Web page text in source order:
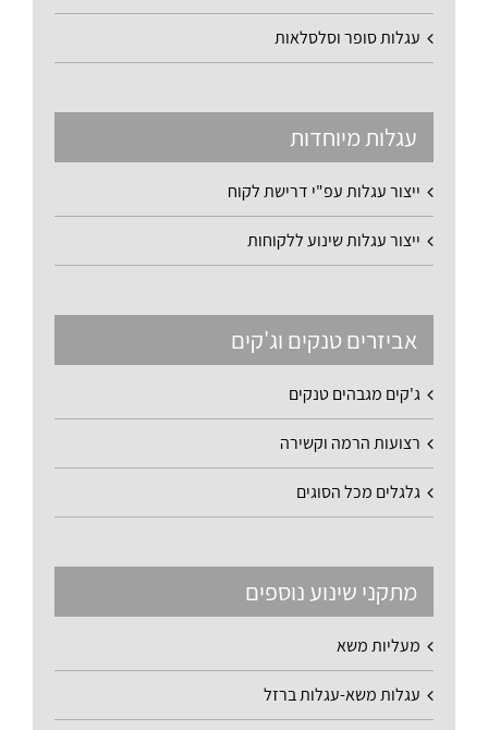
עגלות סופר וסלסלאות
עגלות מיוחדות
ייצור עגלות עפ"י דרישת לקוח
ייצור עגלות שינוע ללקוחות
אביזרים טנקים וג'קים
ג'קים מגבהים טנקים
רצועות הרמה וקשירה
גלגלים מכל הסוגים
מתקני שינוע נוספים
מעליות משא
עגלות משא-עגלות ברזל